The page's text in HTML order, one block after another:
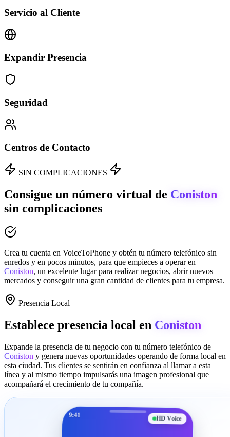
Servicio al Cliente
Expandir Presencia
Seguridad
Centros de Contacto
SIN COMPLICACIONES
Consigue un número virtual de Coniston
sin complicaciones
Crea tu cuenta en VoiceToPhone y obtén tu número telefónico sin
enredos y en pocos minutos, para que empieces a operar en
Coniston, un excelente lugar para realizar negocios, abrir nuevos
mercados y conseguir una gran cantidad de clientes para tu empresa.
Presencia Local
Establece presencia local en Coniston
Expande la presencia de tu negocio con tu número telefónico de
Coniston y genera nuevas oportunidades operando de forma local en
esta ciudad. Tus clientes se sentirán en confianza al llamar a esta
línea y al mismo tiempo impulsarás una imagen profesional que
acompañará el crecimiento de tu compañía.
9:41 HD Voice